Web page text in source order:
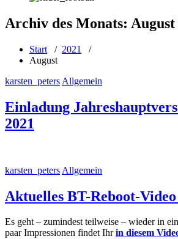
Archiv des Monats: August
Start / 2021
/
August
karsten_peters Allgemein
Einladung
2021
karsten_peters Allgemein
Aktuelles BT-Reboot-
Es geht – zumindest teilweise – wieder in
paar Impressionen findet Ihrin diesem